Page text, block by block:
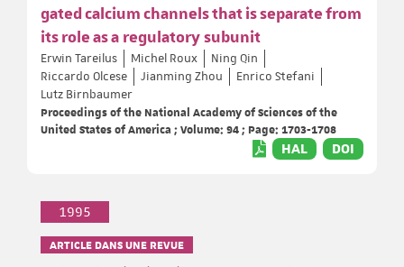
gated calcium channels that is separate from
its role as a regulatory subunit
Erwin Tareilus Michel Roux
Ning Qin
Riccardo Olcese
Jianming Zhou
Enrico Stefani
Lutz Birnbaumer
Proceedings of the National Academy of Sciences of the
United States of America ; Volume: 94 ; Page: 1703-1708
HAL DOI
1995
ARTICLE DANS UNE REVUE